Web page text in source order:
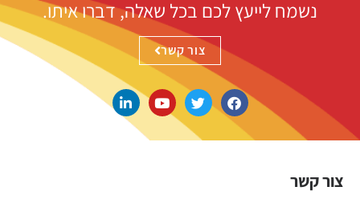
נשמח לייעץ לכם בכל שאלה, דברו איתו.
צור קשר
צור קשר